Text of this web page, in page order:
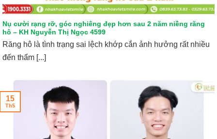
Nụ cười rạng rỡ, góc nghiêng đẹp hơn sau 2 năm niềng răng
hô – KH Nguyễn Thị Ngọc 4599
Răng hô là tình trạng sai lệch khớp cắn ảnh hưởng rất nhiều
đến thẩm [...]
15
Th5